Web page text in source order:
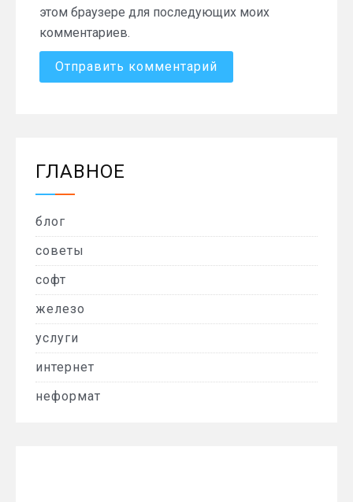
этом браузере для последующих моих
комментариев.
ГЛАВНОЕ
блог
советы
софт
железо
услуги
интернет
неформат